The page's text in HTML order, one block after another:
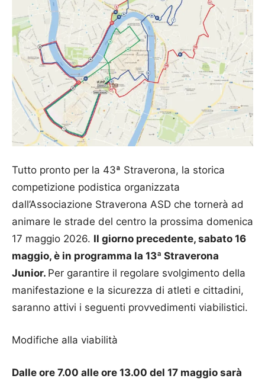
Tutto pronto per la 43ª Straverona, la storica
competizione podistica organizzata
dall’Associazione Straverona ASD che tornerà ad
animare le strade del centro la prossima domenica
17 maggio 2026. Il giorno precedente, sabato 16
maggio, è in programma la 13ª Straverona
Junior. Per garantire il regolare svolgimento della
manifestazione e la sicurezza di atleti e cittadini,
saranno attivi i seguenti provvedimenti viabilistici.
Modifiche alla viabilità
Dalle ore 7.00 alle ore 13.00 del 17 maggio sarà